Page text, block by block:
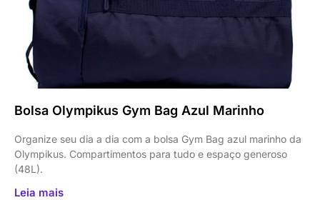
Bolsa Olympikus Gym Bag Azul Marinho
Organize seu dia a dia com a bolsa Gym Bag azul marinho da
Olympikus. Compartimentos para tudo e espaço generoso
(48L).
Leia mais